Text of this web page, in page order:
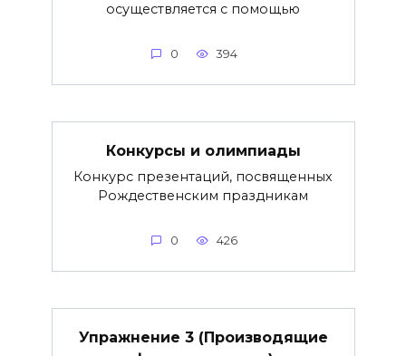
осуществляется с помощью
0 394
Конкурсы и олимпиады
Конкурс презентаций, посвященных
Рождественским праздникам
0 426
Упражнение 3 (Производящие